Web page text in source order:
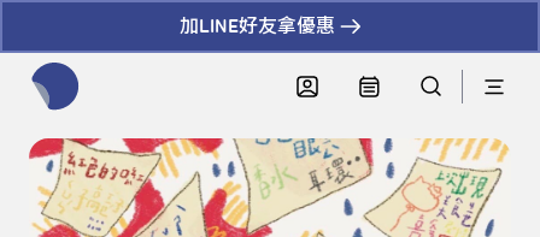
加LINE好友拿優惠